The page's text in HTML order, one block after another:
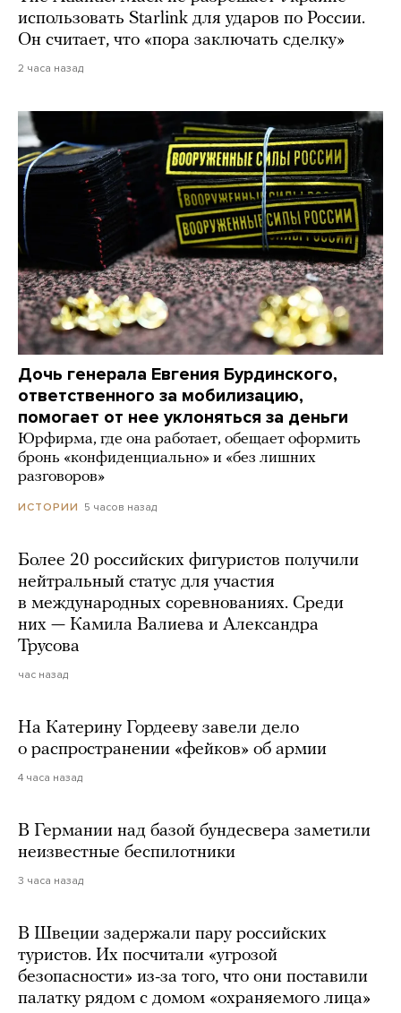
использовать Starlink для ударов по России.
Он считает, что «пора заключать сделку»
2 часа назад
Дочь генерала Евгения Бурдинского,
ответственного за мобилизацию,
помогает от нее уклоняться за деньги
Юрфирма, где она работает, обещает оформить
бронь «конфиденциально» и «без лишних
разговоров»
ИСТОРИИ 5 часов назад
Более 20 российских фигуристов получили
нейтральный статус для участия
в международных соревнованиях. Среди
них — Камила Валиева и Александра
Трусова
час назад
На Катерину Гордееву завели дело
о распространении «фейков» об армии
4 часа назад
В Германии над базой бундесвера заметили
неизвестные беспилотники
3 часа назад
В Швеции задержали пару российских
туристов. Их посчитали «угрозой
безопасности» из-за того, что они поставили
палатку рядом с домом «охраняемого лица»